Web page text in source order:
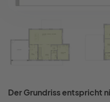
Der Grundriss entspricht